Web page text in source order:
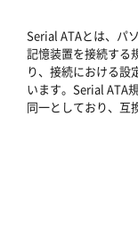
Serial ATAとは、パ
記憶装置を接続する
り、接続における設
います。Serial ATA
同一としており、互